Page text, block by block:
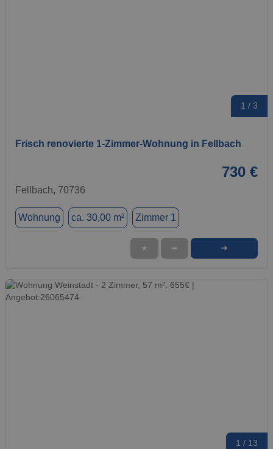
1 / 3
Frisch renovierte 1-Zimmer-Wohnung in Fellbach
730 €
Fellbach, 70736
Wohnung ca. 30,00 m² Zimmer 1
★ ➦ ➜
1 / 13